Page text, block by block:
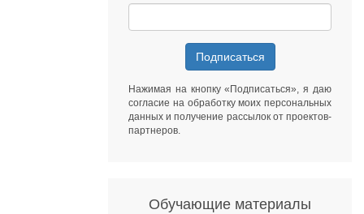
Подписаться
Нажимая на кнопку «Подписаться», я даю
согласие на обработку моих персональных
данных и получение рассылок от проектов-
партнеров.
Обучающие материалы